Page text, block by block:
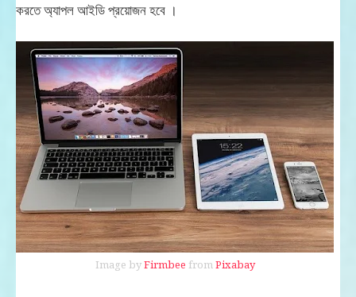
করতে অ্যাপল আইডি প্রয়োজন হবে ।
Image byFirmbee fromPixabay